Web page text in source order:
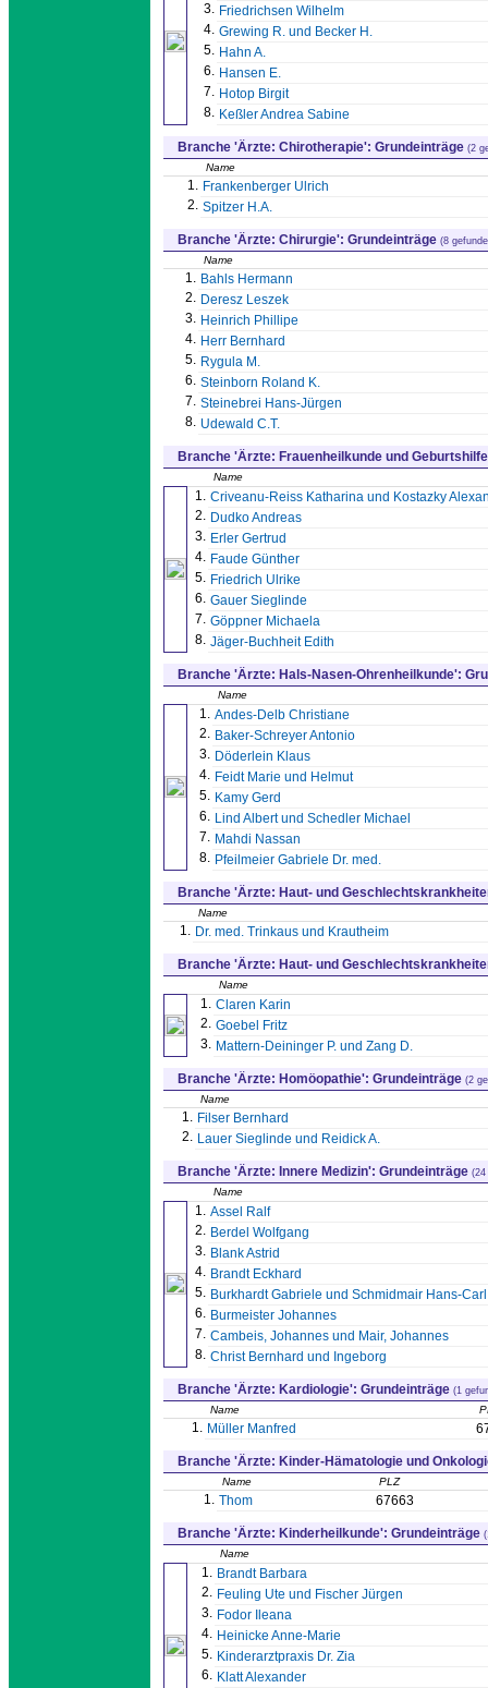
3. Friedrichsen Wilhelm
4. Grewing R. und Becker H.
5. Hahn A.
6. Hansen E.
7. Hotop Birgit
8. Keßler Andrea Sabine
Branche 'Ärzte: Chirotherapie': Grundeinträge (2
Name
1. Frankenberger Ulrich
2. Spitzer H.A.
Branche 'Ärzte: Chirurgie': Grundeinträge (8
Name
1. Bahls Hermann
2. Deresz Leszek
3. Heinrich Phillipe
4. Herr Bernhard
5. Rygula M.
6. Steinborn Roland K.
7. Steinebrei Hans-Jürgen
8. Udewald C.T.
Branche 'Ärzte: Frauenheilkunde und
Name
1. Criveanu-Reiss Katharina und Kostazky
2. Dudko Andreas
3. Erler Gertrud
4. Faude Günther
5. Friedrich Ulrike
6. Gauer Sieglinde
7. Göppner Michaela
8. Jäger-Buchheit Edith
Branche 'Ärzte: Hals-Nasen-Ohrenheilkunde':
Name
1. Andes-Delb Christiane
2. Baker-Schreyer Antonio
3. Döderlein Klaus
4. Feidt Marie und Helmut
5. Kamy Gerd
6. Lind Albert und Schedler Michael
7. Mahdi Nassan
8. Pfeilmeier Gabriele Dr. med.
Branche 'Ärzte: Haut- und
Name
1. Dr. med. Trinkaus und Krautheim
Branche 'Ärzte: Haut- und
Name
1. Claren Karin
2. Goebel Fritz
3. Mattern-Deininger P. und Zang D.
Branche 'Ärzte: Homöopathie': Grundeinträge (2
Name
1. Filser Bernhard
2. Lauer Sieglinde und Reidick A.
Branche 'Ärzte: Innere Medizin': Grundeinträge (24
Name
1. Assel Ralf
2. Berdel Wolfgang
3. Blank Astrid
4. Brandt Eckhard
5. Burkhardt Gabriele und Schmidmair Hans-Carl
6. Burmeister Johannes
7. Cambeis, Johannes und Mair, Johannes
8. Christ Bernhard und Ingeborg
Branche 'Ärzte: Kardiologie': Grundeinträge (1
Name
1. Müller Manfred
Branche 'Ärzte: Kinder-Hämatologie und
Name PLZ
1. Thom 67663
Branche 'Ärzte: Kinderheilkunde': Grundeinträge
Name
1. Brandt Barbara
2. Feuling Ute und Fischer Jürgen
3. Fodor Ileana
4. Heinicke Anne-Marie
5. Kinderarztpraxis Dr. Zia
6. Klatt Alexander